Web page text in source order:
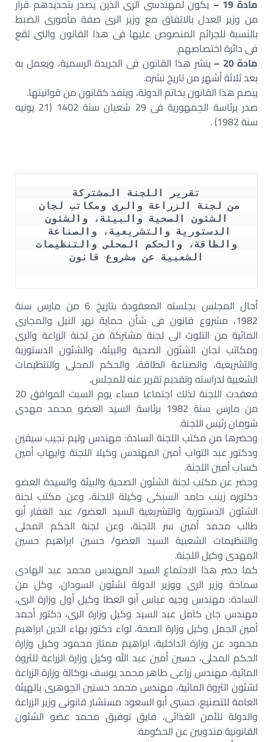
مادة 19 –
يكون لمهندسى الرى الذين يصدر بتحديدهم قرار
من وزير العدل بالاتفاق مع وزير الرى صفة مأمورى الضبط
بالنسبة للجرائم المنصوص عليها فى هذا القانون والتى تقع
فى دائرة اختصاصهم.
مادة 20 –
ينشر هذا القانون فى الجريدة الرسمية، ويعمل به
بعد ثلاثة أشهر من تاريخ نشره.
يبصم هذا القانون بخاتم الدولة، وينفذ كقانون من قوانينها.
صدر برئاسة الجمهورية فى 29 شعبان سنة 1402 (21 يونيه
سنة 1982) .
تقرير اللجنة المشتركة
الشئون الصحية والبيئة، والشئون
والطاقة، والحكم المحلى والتنظيمات
الشعبية عن مشروع قانون
أحال المجلس بجلسته المعقودة بتاريخ 6 من مارس سنة
1982، مشروع قانون فى شأن حماية نهر النيل والمجارى
المائية من التلوث الى لجنة مشتركة من لجنة الزراعة والرى
ومكاتب لجان الشئون الصحية والبيئة، والشئون الدستورية
والتشريعية، والصناعة الطاقة، والحكم المحلى والتنظيمات
الشعبية لدراسته وتقديم تقرير عنه للمجلس.
فعقدت اللجنة لذلك اجتماعا مساء يوم السبت الموافق 20
من مارس سنة 1982 برئاسة السيد العضو محمد مهدى
شومان رئيس اللجنة.
وحضرها من مكتب اللجنة السادة: مهندس وليم نجيب سيفين
ودكتور عبد التواب أمين المهندس وكيلا اللجنة وايهاب أمين
كساب أمين اللجنة.
وحضر عن مكتب لجنة الشئون الصحية والبيئة والسيدة العضو
دكتوره زينب حامد السبكى وكيلة اللجنة، وعن مكتب لجنة
الشئون الدستورية والتشريعية السيد العضو/ عبد الغفار أبو
طالب محمد أمين سر اللجنة، وعن لجنة الحكم المحلى
والتنظيمات الشعبية السيد العضو/ حسين ابراهيم حسين
المهدى وكيل اللجنة.
كما حضر هذا الاجتماع السيد المهندس محمد عبد الهادى
سماحة وزير الرى ووزير الدولة لشئون السودان، وكل من
السادة: مهندس وجيه عباس أبو العطا وكيل أول وزارة الرى،
مهندس جان كامل عبد السيد وكيل وزارة الرى، دكتور أحمد
أمين الجمل وكيل وزارة الصحة، لواء دكتور بهاء الدين ابراهيم
محمود عن وزارة الداخلية، ابراهيم ممتاز محمود وكيل وزارة
الحكم المحلى، حسين أمين عبد الله وكيل وزارة الزراعة للثروة
المائية، مهندس زراعى طاهر محمد يوسف بوكالة وزارة الزراعة
لشئون الثروة المائية، مهندس محمد حسنين الجوهرى بالهيئة
العامة للتصنيع، حسنى أبو السعود مستشار قانونى وزير الزراعة
والدولة للأمن الغذائى، فايق توفيق محمد عضو الشئون
القانونية مندوبين عن الحكومة.